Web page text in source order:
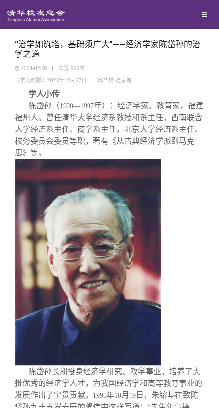
西南联大校友会
回馈母校
捐赠项目
捐赠新闻
捐赠纪事
捐赠方法
义工计划
媒体平台
《清华校友通讯》
《水木清华》
我要订阅
新媒体平台
百年清华
清华人物
清华故事
青春风采
校友文苑
校友讲坛
校友视界
校友服务
终身学习
信息化服务
三创大赛
实用信息
校友总会
总会简介
会长致辞
总会章程
理事会名单
联系我们
关闭
“治学如筑塔，基础须广大”——经济学家陈岱孙的治
学之道
2024-02-28 | 浏览 969次
《学习时报》2023年12月27日
| 邱华林 眭京城
学人小传
陈岱孙（1900—1997年）：经济学家、教育家，福建
福州人。曾任清华大学经济系教授和系主任，西南联合
大学经济系主任、商学系主任，北京大学经济系主任、
校务委员会委员等职，著有《从古典经济学派到马克
思》等。
陈岱孙长期投身经济学研究、教学事业，培养了大
批优秀的经济学人才，为我国经济学和高等教育事业的
发展作出了宝贵贡献。
1995年10月 19 日，朱镕基在致陈